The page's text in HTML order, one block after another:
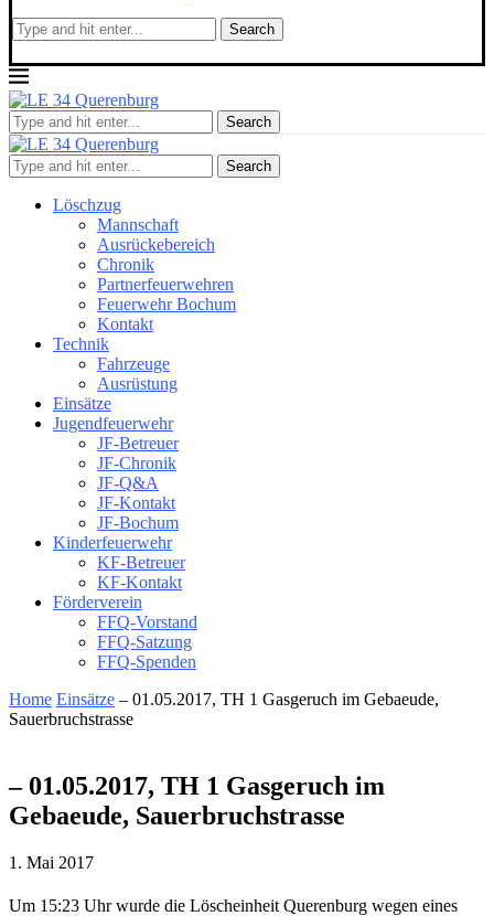
Search
Search
Search
Löschzug
Mannschaft
Ausrückebereich
Chronik
Partnerfeuerwehren
Feuerwehr Bochum
Kontakt
Technik
Fahrzeuge
Ausrüstung
Einsätze
Jugendfeuerwehr
JF-Betreuer
JF-Chronik
JF-Q&A
JF-Kontakt
JF-Bochum
Kinderfeuerwehr
KF-Betreuer
KF-Kontakt
Förderverein
FFQ-Vorstand
FFQ-Satzung
FFQ-Spenden
Home Einsätze – 01.05.2017, TH 1 Gasgeruch im Gebaeude,
Sauerbruchstrasse
– 01.05.2017, TH 1 Gasgeruch im
Gebaeude, Sauerbruchstrasse
1. Mai 2017
Um 15:23 Uhr wurde die Löscheinheit Querenburg wegen eines